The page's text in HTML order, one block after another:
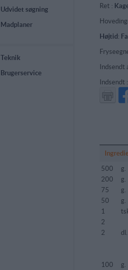
Udvidet søgning
Madplaner
Teknik
Brugerservice
Ret :
Højtid :
Indsendt :
Del
på
500
g.
200
g.
75
g.
50
g.
1
2
2
dl.
100
g.